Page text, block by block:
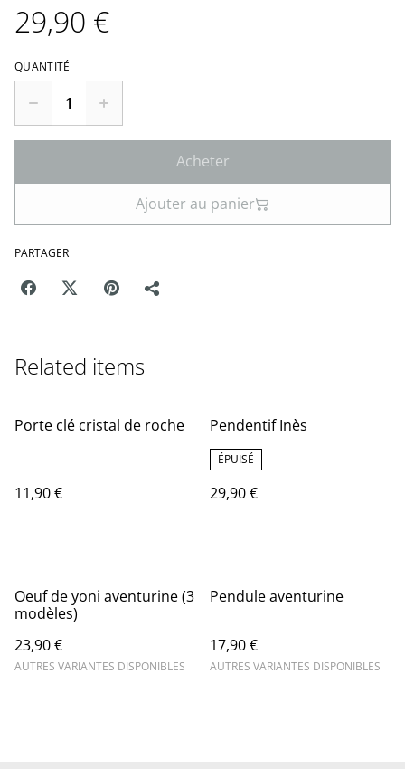
29,90 €
QUANTITÉ
Acheter
Ajouter au panier
PARTAGER
Related items
Porte clé cristal de roche
11,90 €
Pendentif Inès
ÉPUISÉ
29,90 €
Oeuf de yoni aventurine (3
modèles)
23,90 €
AUTRES VARIANTES DISPONIBLES
Pendule aventurine
17,90 €
AUTRES VARIANTES DISPONIBLES